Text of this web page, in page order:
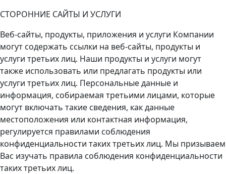
СТОРОННИЕ САЙТЫ И УСЛУГИ
Веб-сайты, продукты, приложения и услуги Компании
могут содержать ссылки на веб-сайты, продукты и
услуги третьих лиц. Наши продукты и услуги могут
также использовать или предлагать продукты или
услуги третьих лиц. Персональные данные и
информация, собираемая третьими лицами, которые
могут включать такие сведения, как данные
местоположения или контактная информация,
регулируется правилами соблюдения
конфиденциальности таких третьих лиц. Мы призываем
Вас изучать правила соблюдения конфиденциальности
таких третьих лиц.